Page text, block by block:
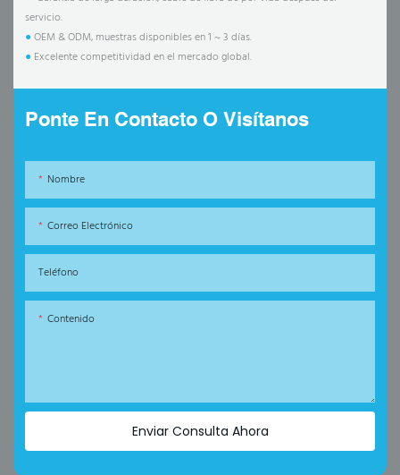
servicio.
●OEM & ODM, muestras disponibles en 1 ~ 3 días.
● Excelente competitividad en el mercado global.
Ponte En Contacto O Visítanos
Nombre
Correo Electrónico
Teléfono
Contenido
Enviar Consulta Ahora